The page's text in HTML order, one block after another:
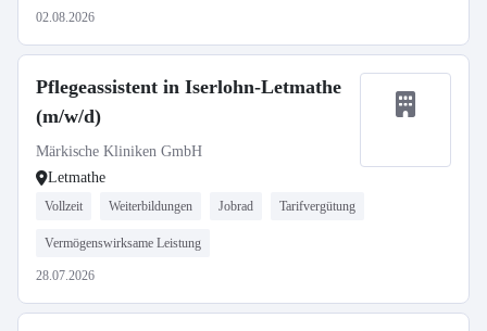
02.08.2026
Pflegeassistent in Iserlohn-Letmathe
(m/w/d)
Märkische Kliniken GmbH
Letmathe
Vollzeit Weiterbildungen Jobrad Tarifvergütung
Vermögenswirksame Leistung
28.07.2026